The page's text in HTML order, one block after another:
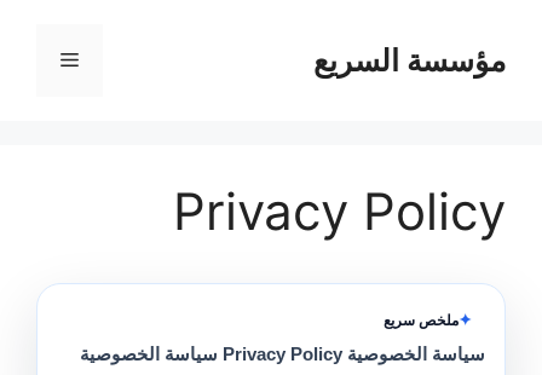
مؤسسة السريع القائمة
Privacy Policy
ملخص سريع
سياسة الخصوصية Privacy Policy سياسة الخصوصية